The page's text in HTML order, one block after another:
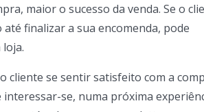
maior o sucesso da venda. Se o
finalizar a sua encomenda, pode
cliente se sentir satisfeito com a
se, numa próxima